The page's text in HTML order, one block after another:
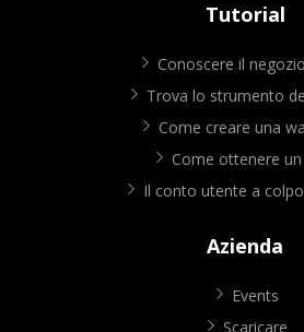
Tutorial
Conoscere il
Trova lo strumento
Come creare una
Come ottenere
Il conto utente a
Azienda
Events
Scaricare